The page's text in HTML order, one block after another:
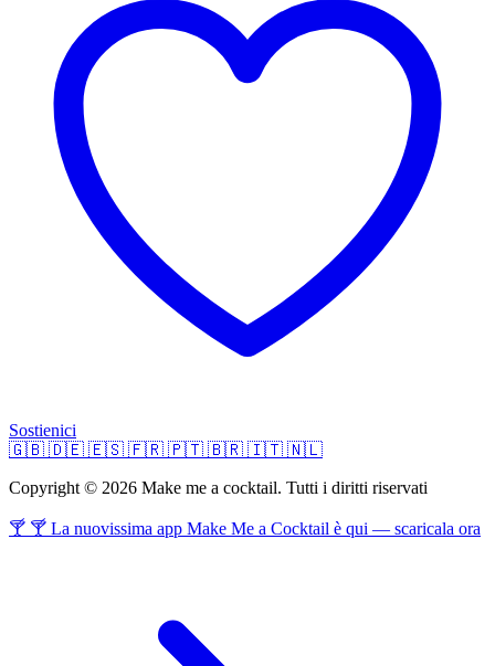
Sostienici
🇬🇧 🇩🇪 🇪🇸 🇫🇷 🇵🇹 🇧🇷 🇮🇹 🇳🇱
Copyright © 2026 Make me a cocktail. Tutti i diritti riservati
🍸 🍸 La nuovissima app Make Me a Cocktail è qui — scaricala ora